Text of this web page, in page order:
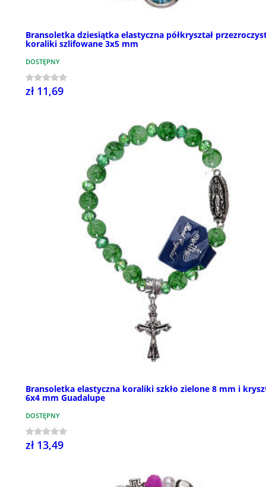
Bransoletka dziesiątka elastyczna półkryształ
koraliki szlifowane 3x5 mm
DOSTĘPNY
zł 11,69
Bransoletka elastyczna koraliki szkło zielone 8 mm i
6x4 mm Guadalupe
DOSTĘPNY
zł 13,49